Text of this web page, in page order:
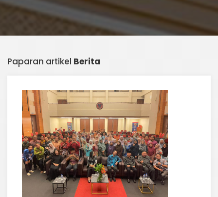
Paparan artikel Berita